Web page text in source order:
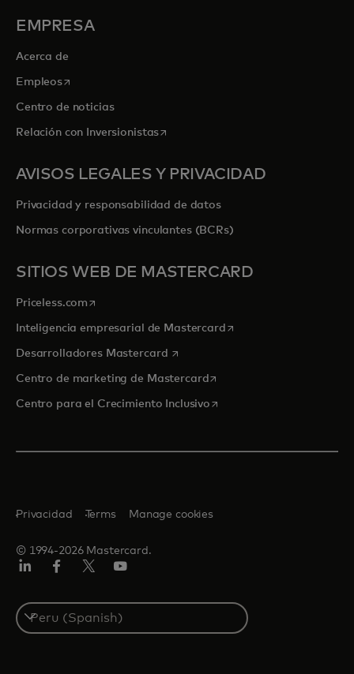
EMPRESA
Acerca de
Empleosse abre en una pestaña nueva
Centro de noticias
Relación con Inversionistasse abre en una pestaña nueva
AVISOS LEGALES Y PRIVACIDAD
Privacidad y responsabilidad de datos
Normas corporativas vinculantes (BCRs)
SITIOS WEB DE MASTERCARD
Priceless.com se abre en una pestaña nueva
Inteligencia empresarial de Mastercardse abre en una pestaña
Desarrolladores Mastercard se abre en una pestaña nueva
Centro de marketing de Mastercardse abre en una pestaña
Centro para el Crecimiento Inclusivose abre en una pestaña
© 1994-2026 Mastercard.
Privacidad Terms Manage cookies
Select
a
country